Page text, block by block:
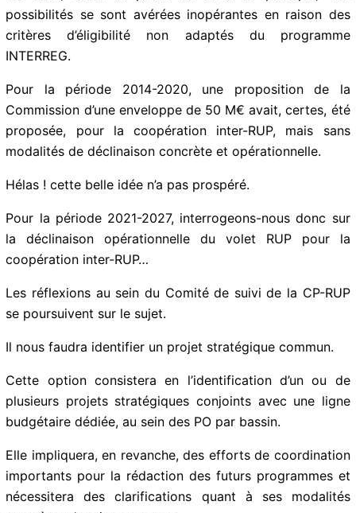
S’agissant du volet RUP de la CTE, nous sommes
évidemment intéressés, mais, là encore, vigilants :
« chat échaudé craint l’eau froide…
En effet, dans le passé et dans la pratique, ces
possibilités se sont avérées inopérantes en raison des
critères d’éligibilité non adaptés du programme
INTERREG.
Pour la période 2014-2020, une proposition de la
Commission d’une enveloppe de 50 M€ avait, certes,
été proposée, pour la coopération inter-RUP, mais
sans modalités de déclinaison concrète et
opérationnelle.
Hélas ! cette belle idée n’a pas prospéré.
Pour la période 2021-2027, interrogeons-nous donc
sur la déclinaison opérationnelle du volet RUP pour la
coopération inter-RUP…
Les réflexions au sein du Comité de suivi de la CP-RUP
se poursuivent sur le sujet.
Il nous faudra identifier un projet stratégique commun.
Cette option consistera en l’identification d’un ou de